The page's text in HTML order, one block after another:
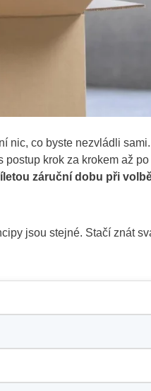
nic, co byste nezvládli
krok za krokem až po
záruční dobu při
jsou stejné. Stačí znát